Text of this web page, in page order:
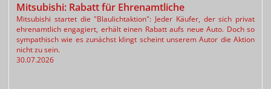
Mitsubishi: Rabatt für Ehrenamtliche
Mitsubishi startet die "Blaulichtaktion": Jeder Käufer, der sich privat
ehrenamtlich engagiert, erhält einen Rabatt aufs neue Auto. Doch so
sympathisch wie es zunächst klingt scheint unserem Autor die Aktion
nicht zu sein.
30.07.2026